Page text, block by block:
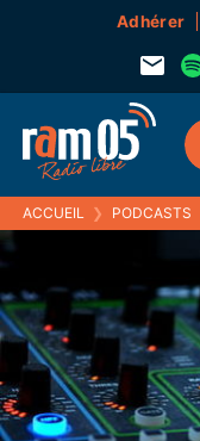
Adhérer
ACCUEIL ❯ PODCASTS